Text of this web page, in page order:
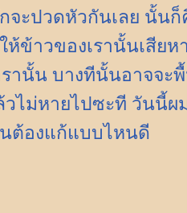
ะปวดหัวกันเลย นั้น
ข้าวของเรานั้นเสียห
รานั้น บางทีนั้นอาจจ
ไม่หายไปซะที วันนี้ผ
ต้องแก้แบบไหนดี